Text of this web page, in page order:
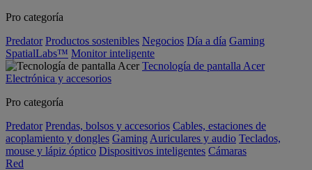
Pro categoría
Predator Productos sostenibles Negocios Día a día Gaming
SpatialLabs™ Monitor inteligente
Tecnología de pantalla Acer
Electrónica y accesorios
Pro categoría
Predator Prendas, bolsos y accesorios Cables, estaciones de
acoplamiento y dongles Gaming Auriculares y audio Teclados,
mouse y lápiz óptico Dispositivos inteligentes Cámaras
Red